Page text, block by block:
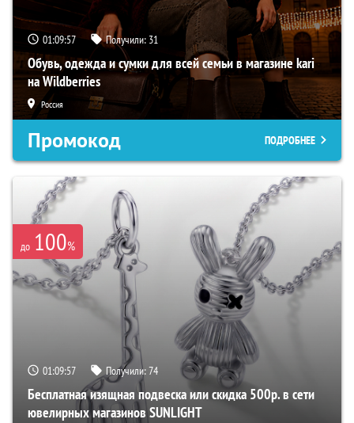
01:09:56 Получили: 31
Обувь, одежда и сумки для всей семьи в магазине kari
на Wildberries
Россия
Промокод ПОДРОБНЕЕ
до 100%
01:09:56 Получили:74
Бесплатная изящная подвеска или скидка 500р. в сети
ювелирных магазинов SUNLIGHT